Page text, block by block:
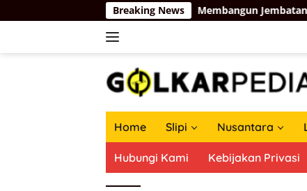
ke
Breaking News
Tri Dharma Kosgoro 1957 Membangun Jembatan
Home Slipi Nusantara
Hubungi Kami Kebijakan Privasi